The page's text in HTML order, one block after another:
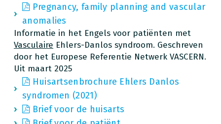
Pregnancy, family planning and vascular
anomalies
Informatie in het Engels voor patiënten met
Vasculaire Ehlers-Danlos syndroom. Geschreven
door het Europese Referentie Netwerk VASCERN.
Uit maart 2025
Huisartsenbrochure Ehlers Danlos
syndromen (2021)
Brief voor de huisarts